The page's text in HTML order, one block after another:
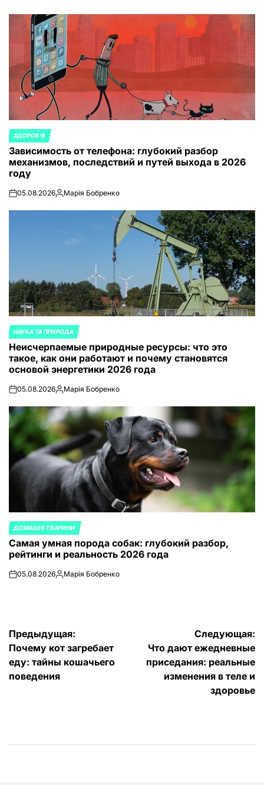
ОПУБЛИКОВАНО
В
ЗДОРОВ'Я
Зависимость от телефона: глубокий разбор
механизмов, последствий и путей выхода в 2026
году
on05.08.2026Запись
Марія Бобренко
ОПУБЛИКОВАНО
В
НАУКА ТА ПРИРОДА
Неисчерпаемые природные ресурсы: что это
такое, как они работают и почему становятся
основой энергетики 2026 года
on05.08.2026Запись
Марія Бобренко
ОПУБЛИКОВАНО
В
ДОМАШНІ ТВАРИНИ
Самая умная порода собак: глубокий разбор,
рейтинги и реальность 2026 года
on05.08.2026Запись
Марія Бобренко
Навигация
по
записям
Предыдущая:
Почему кот загребает
еду: тайны кошачьего
поведения
Следующая:
Что дают ежедневные
приседания: реальные
изменения в теле и
здоровье